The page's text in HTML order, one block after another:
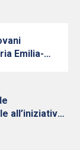
Emilia-
all’iniziativa